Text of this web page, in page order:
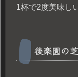
1杯で2度美味し
後楽園の